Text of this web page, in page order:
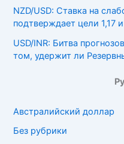
NZD/USD: Ставка на
подтверждает цели 1,17
USD/INR: Битва
том, удержит ли
Австралийский доллар
Без рубрики